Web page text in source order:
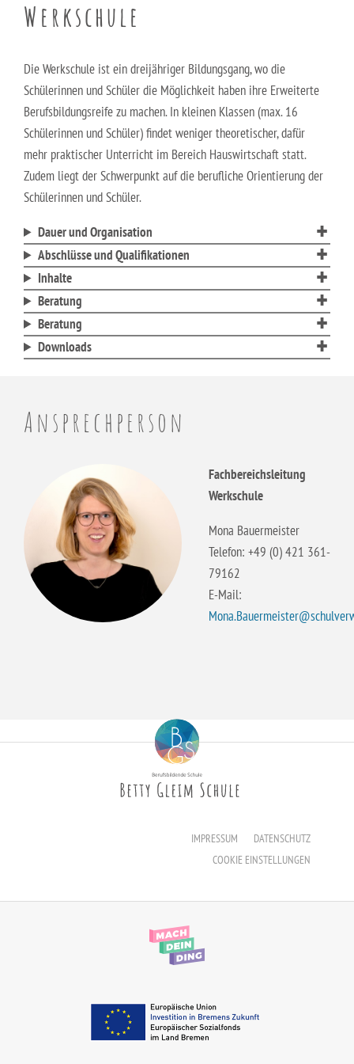
Werkschule
Die Werkschule ist ein dreijähriger Bildungsgang, wo die
Schülerinnen und Schüler die Möglichkeit haben ihre Erweiterte
Berufsbildungsreife zu machen. In kleinen Klassen (max. 16
Schülerinnen und Schüler) findet weniger theoretischer, dafür
mehr praktischer Unterricht im Bereich Hauswirtschaft statt.
Zudem liegt der Schwerpunkt auf die berufliche Orientierung der
Schülerinnen und Schüler.
Dauer und Organisation
Abschlüsse und Qualifikationen
Inhalte
Beratung
Beratung
Downloads
Ansprechperson
Fachbereichsleitung
Werkschule
Mona Bauermeister
Telefon: +49 (0) 421 361-
79162
E-Mail:
IMPRESSUM
DATENSCHUTZ
COOKIE EINSTELLUNGEN
Berufsfachschule für Hauswirtschaft und Soziales
Berufsfachschule für Pflegeassistenz –
Heilerziehungspflege/Altenpflege
Berufsfachschule für Sozialpädagogische Assistenz
(Vollzeit)
Berufsfachschule für Sozialpädagogische Assistenz
(Teilzeit)
Fachoberschule für Gesundheit und Soziales
Fachschule für Heilerziehungspflege
Fachschule für Sozialpädagogik – Ausbildung zum:r
Schulsozialarbeit